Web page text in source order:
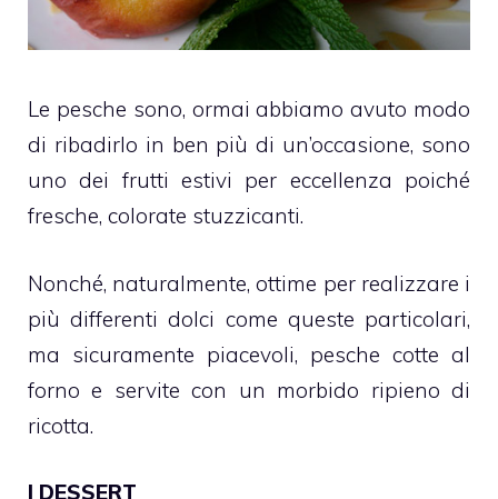
Le pesche sono, ormai abbiamo avuto modo
di ribadirlo in ben più di un’occasione, sono
uno dei frutti estivi per eccellenza poiché
fresche, colorate stuzzicanti.
Nonché, naturalmente, ottime per realizzare i
più differenti dolci come queste particolari,
ma sicuramente piacevoli, pesche cotte al
forno e servite con un morbido ripieno di
ricotta.
I DESSERT